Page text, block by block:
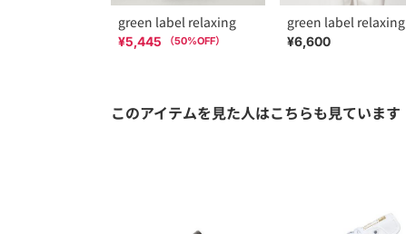
green label relaxing
¥5,445 （50%OFF）
green label relaxing
¥6,600